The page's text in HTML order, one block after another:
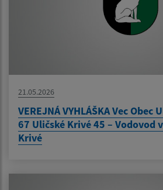
21.05.2026
VEREJNÁ VYHLÁŠKA Vec Obec
67 Uličské Krivé 45 – Vodovod
Krivé